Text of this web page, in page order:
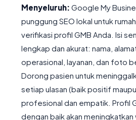
Menyeluruh: Google My
punggung SEO lokal untuk
verifikasi profil GMB Anda. Isi
lengkap dan akurat: nama,
operasional, layanan, dan foto
Dorong pasien untuk
setiap ulasan (baik positif
profesional dan empatik. Profil
dengan baik akan